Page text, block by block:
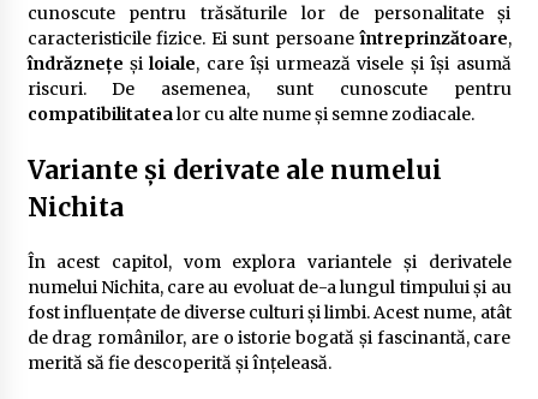
cunoscute pentru trăsăturile lor de personalitate și
caracteristicile fizice. Ei sunt persoaneîntreprinzătoare,
îndrăznețe șiloiale, care își urmează visele și își asumă
riscuri. De asemenea, sunt cunoscute pentru
compatibilitatealor cu alte nume și semne zodiacale.
Variante și derivate ale numelui
Nichita
În acest capitol, vom explora variantele și derivatele
numelui Nichita, care au evoluat de-a lungul timpului și au
fost influențate de diverse culturi și limbi. Acest nume, atât
de drag românilor, are o istorie bogată și fascinantă, care
merită să fie descoperită și înțeleasă.